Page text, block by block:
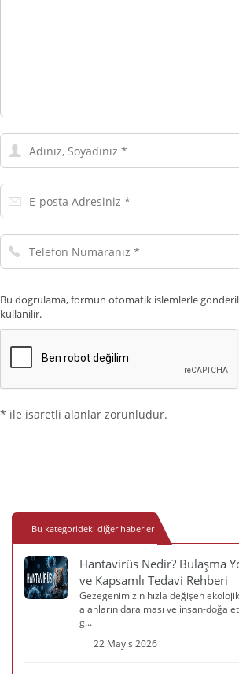
Adınız,
Soyadınız
E-
posta
Telefon
Numaranız
Bu dogrulama, formun otomatik islemlerle
kullanilir.
* ile isaretli alanlar zorunludur.
Bu kategorideki diğer haberler
Hantavirüs Nedir? Bulaşma
ve Kapsamlı Tedavi Rehberi
Gezegenimizin hızla değişen
alanların daralması ve insan-doğa
g...
22 Mayıs 2026